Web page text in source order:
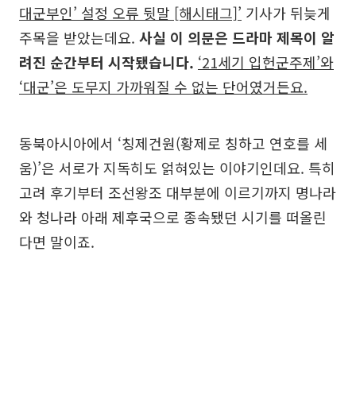
대군부인’ 설정 오류 뒷말 [해시태그]’ 기사가 뒤늦게
주목을 받았는데요. 사실 이 의문은 드라마 제목이 알
려진 순간부터 시작됐습니다. ‘21세기 입헌군주제’와
‘대군’은 도무지 가까워질 수 없는 단어였거든요.
동북아시아에서 ‘칭제건원(황제로 칭하고 연호를 세
움)’은 서로가 지독히도 얽혀있는 이야기인데요. 특히
고려 후기부터 조선왕조 대부분에 이르기까지 명나라
와 청나라 아래 제후국으로 종속됐던 시기를 떠올린
다면 말이죠.